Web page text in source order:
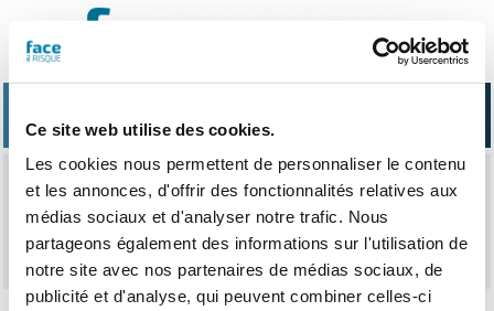
Ce site web utilise des cookies.
Les cookies nous permettent de personnaliser le contenu
et les annonces, d'offrir des fonctionnalités relatives aux
médias sociaux et d'analyser notre trafic. Nous
partageons également des informations sur l'utilisation de
notre site avec nos partenaires de médias sociaux, de
publicité et d'analyse, qui peuvent combiner celles-ci
contenu
lapi